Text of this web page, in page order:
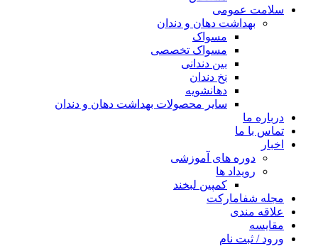
سلامت عمومی
بهداشت دهان و دندان
مسواک
مسواک تخصصی
بین دندانی
نخ دندان
دهانشویه
سایر محصولات بهداشت دهان و دندان
درباره ما
تماس با ما
اخبار
دوره های آموزشی
رویداد ها
کمپین لبخند
مجله شفامارکت
علاقه مندی
مقایسه
ورود / ثبت نام